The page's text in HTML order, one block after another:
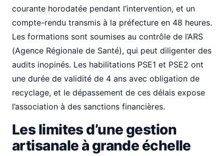
courante horodatée pendant l’intervention, et un
compte-rendu transmis à la préfecture en 48 heures.
Les formations sont soumises au contrôle de l’ARS
(Agence Régionale de Santé), qui peut diligenter des
audits inopinés. Les habilitations PSE1 et PSE2 ont
une durée de validité de 4 ans avec obligation de
recyclage, et le dépassement de ces délais expose
l’association à des sanctions financières.
Les limites d’une gestion
artisanale à grande échelle